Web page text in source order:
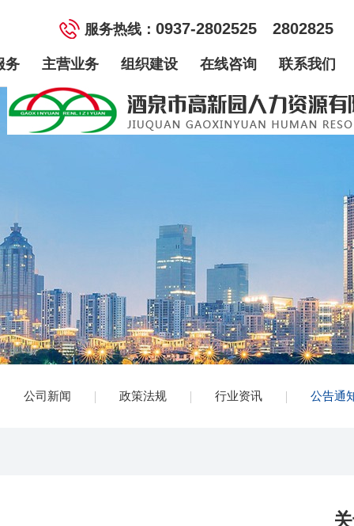
服务热线：0937-2802525 2802825
务 主营业务 组织建设 在线咨询 联系我们
公司新闻 政策法规 行业资讯 公告通